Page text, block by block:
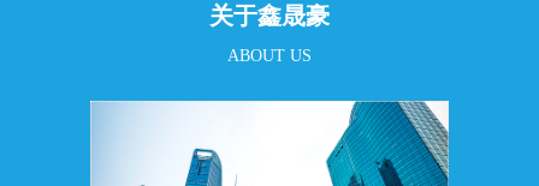
关于鑫晟豪
ABOUT US